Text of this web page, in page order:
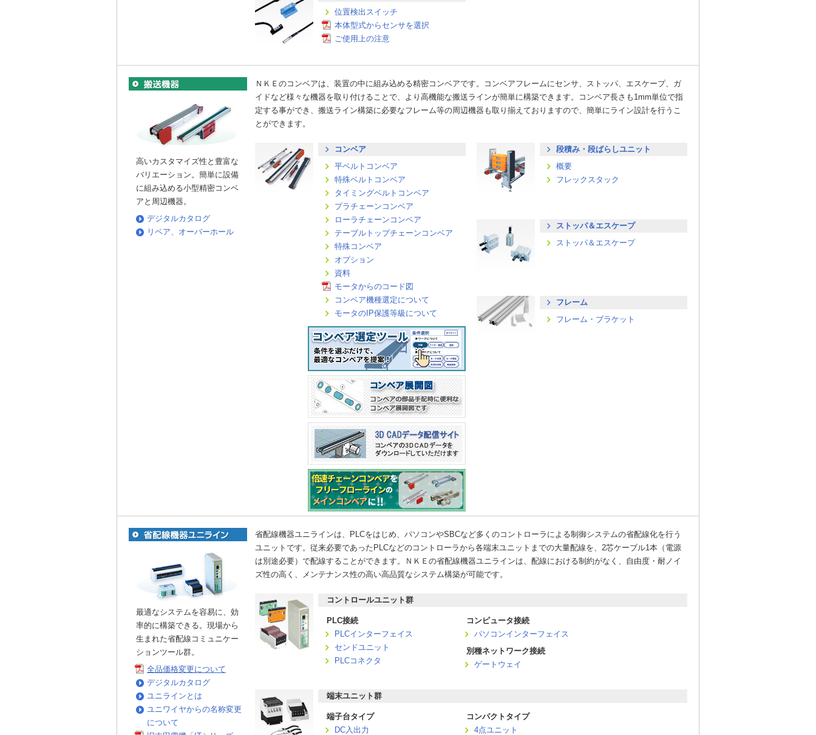
位置検出スイッチ
本体型式からセンサを選択
ご使用上の注意
高いカスタマイズ性と豊富な
バリエーション。簡単に設備
に組み込める小型精密コンベ
アと周辺機器。
デジタルカタログ
リペア、オーバーホール
ＮＫＥのコンベアは、装置の中に組み込める精密コンベアです。コンベアフレームにセンサ、ストッパ、エスケープ、ガ
イドなど様々な機器を取り付けることで、より高機能な搬送ラインが簡単に構築できます。コンベア長さも1mm単位で指
定する事ができ、搬送ライン構築に必要なフレーム等の周辺機器も取り揃えておりますので、簡単にライン設計を行うこ
とができます。
コンベア
平ベルトコンベア
特殊ベルトコンベア
タイミングベルトコンベア
プラチェーンコンベア
ローラチェーンコンベア
テーブルトップチェーンコンベア
特殊コンベア
オプション
資料
モータからのコード図
コンベア機種選定について
モータのIP保護等級について
段積み・段ばらしユニット
概要
フレックスタック
ストッパ＆エスケープ
ストッパ＆エスケープ
フレーム
フレーム・ブラケット
最適なシステムを容易に、効
率的に構築できる。現場から
生まれた省配線コミュニケー
ションツール群。
全品価格変更について
デジタルカタログ
ユニラインとは
ユニワイヤからの名称変更
について
省配線機器ユニラインは、PLCをはじめ、パソコンやSBCなど多くのコントローラによる制御システムの省配線化を行う
ユニットです。従来必要であったPLCなどのコントローラから各端末ユニットまでの大量配線を、2芯ケーブル1本（電源
は別途必要）で配線することができます。ＮＫＥの省配線機器ユニラインは、配線における制約がなく、自由度・耐ノイ
ズ性の高く、メンテナンス性の高い高品質なシステム構築が可能です。
コントロールユニット群
PLC接続
PLCインターフェイス
センドユニット
PLCコネクタ
コンピュータ接続
パソコンインターフェイス
別種ネットワーク接続
ゲートウェイ
端末ユニット群
端子台タイプ
DC入出力
コンパクトタイプ
4点ユニット